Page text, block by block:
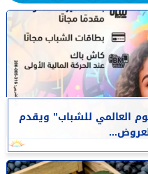
العالمي للشباب” ويقدم